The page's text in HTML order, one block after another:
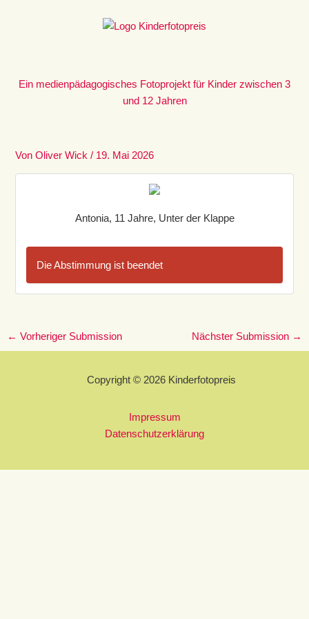
Ein medienpädagogisches Fotoprojekt für Kinder zwischen 3
und 12 Jahren
VonOliver Wick/ 19. Mai 2026
Antonia, 11 Jahre, Unter der Klappe
Die Abstimmung ist beendet
← Vorheriger Submission Nächster Submission →
Copyright © 2026 Kinderfotopreis
Impressum
Datenschutzerklärung